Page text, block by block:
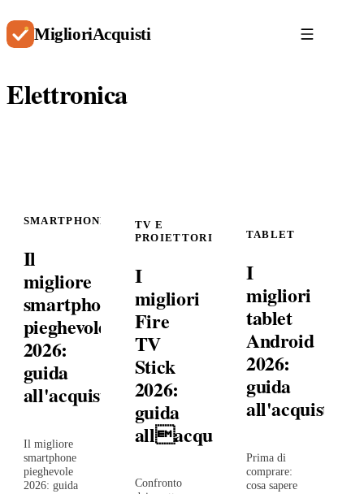
MiglioriAcquisti
Elettronica
SMARTPHONE
Il
migliore
smartphone
pieghevole
2026:
guida
all'acquisto
Il migliore
smartphone
pieghevole
2026: guida
TV E
PROIETTORI
I
migliori
Fire
TV
Stick
2026:
guida
allacquisto
Confronto
TABLET
I
migliori
tablet
Android
2026:
guida
all'acquisto
Prima di
comprare:
cosa sapere